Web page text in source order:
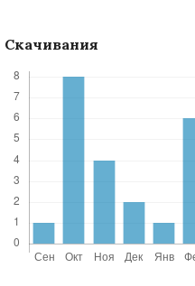
Скачивания